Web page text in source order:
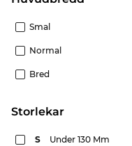
Smal
Normal
Bred
Storlekar
S Under 130 Mm